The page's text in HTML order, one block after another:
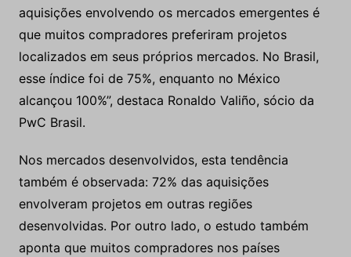
aquisições envolvendo os mercados emergentes é
que muitos compradores preferiram projetos
localizados em seus próprios mercados. No Brasil,
esse índice foi de 75%, enquanto no México
alcançou 100%”, destaca Ronaldo Valiño, sócio da
PwC Brasil.
Nos mercados desenvolvidos, esta tendência
também é observada: 72% das aquisições
envolveram projetos em outras regiões
desenvolvidas. Por outro lado, o estudo também
aponta que muitos compradores nos países